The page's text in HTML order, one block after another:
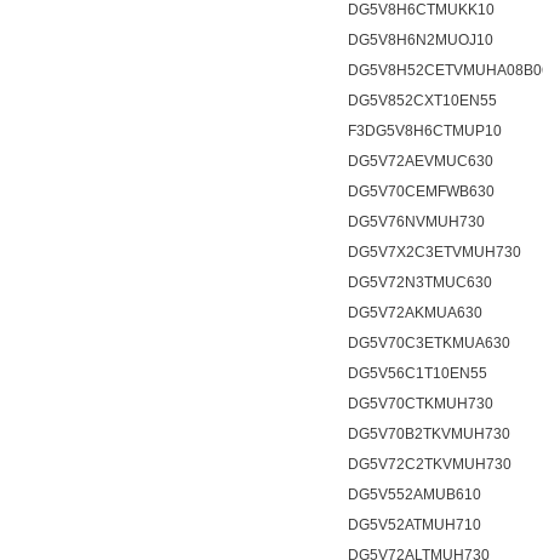
DG5V8H6CTMUKK10
DG5V8H6N2MUOJ10
DG5V852CXT10EN55
F3DG5V8H6CTMUP10
DG5V72AEVMUC630
DG5V70CEMFWB630
DG5V76NVMUH730
DG5V7X2C3ETVMUH730
DG5V72N3TMUC630
DG5V72AKMUA630
DG5V70C3ETKMUA630
DG5V56C1T10EN55
DG5V70CTKMUH730
DG5V70B2TKVMUH730
DG5V72C2TKVMUH730
DG5V552AMUB610
DG5V52ATMUH710
DG5V72ALTMUH730